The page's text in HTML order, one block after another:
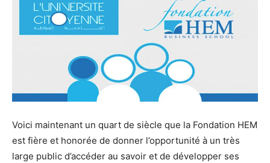
Voici maintenant un quart de siècle que la Fondation HEM
est fière et honorée de donner l’opportunité à un très
large public d’accéder au savoir et de développer ses